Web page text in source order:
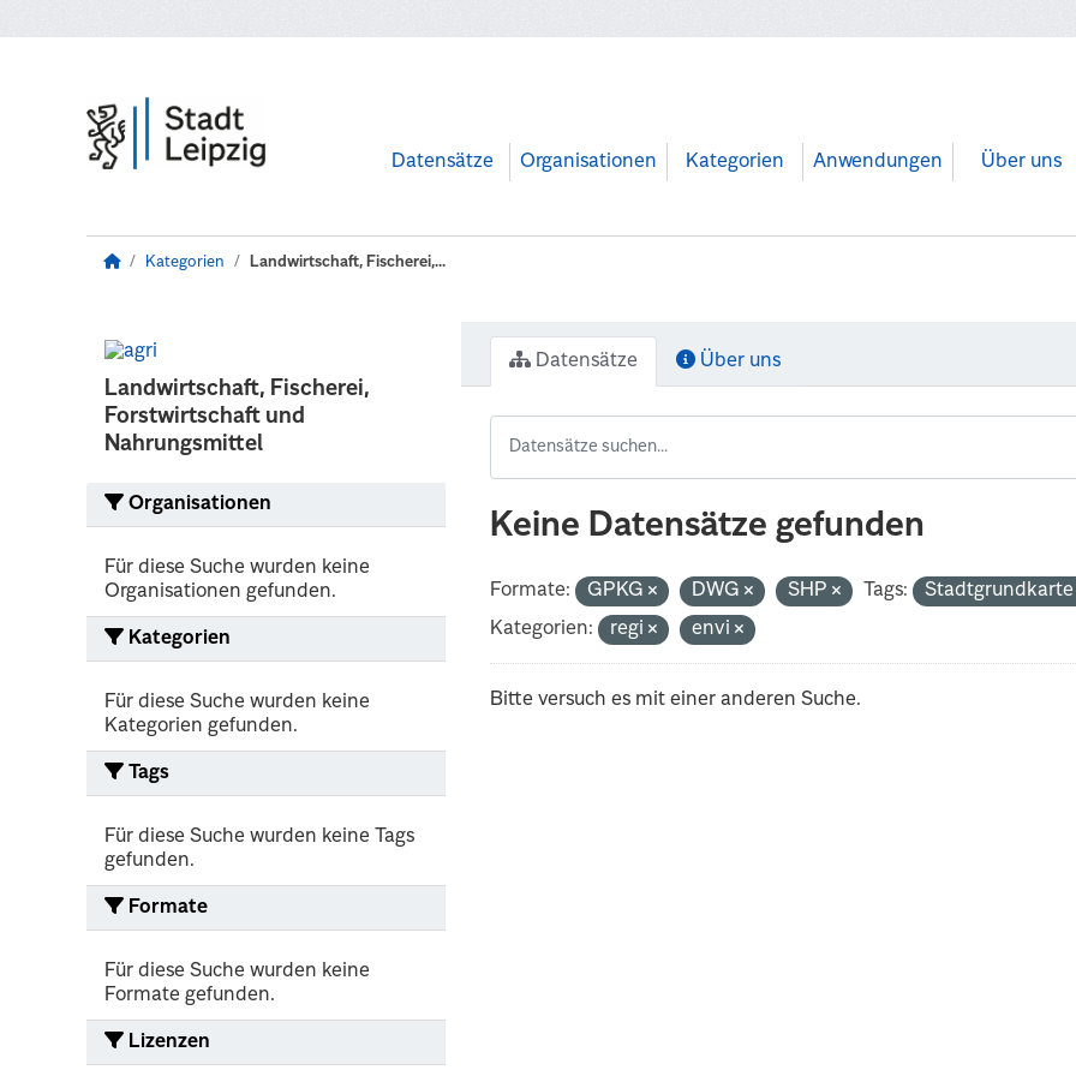
Datensätze Organisationen Kategorien Anwendungen Über uns
Kategorien Landwirtschaft, Fischerei,...
Landwirtschaft, Fischerei,
Forstwirtschaft und
Nahrungsmittel
Organisationen
Für diese Suche wurden keine
Organisationen gefunden.
Kategorien
Für diese Suche wurden keine
Kategorien gefunden.
Tags
Für diese Suche wurden keine Tags
gefunden.
Formate
Für diese Suche wurden keine
Formate gefunden.
Lizenzen
Datensätze Über uns
Keine Datensätze gefunden
Formate: GPKG DWG SHP Tags:
Kategorien:
regi envi
Bitte versuch es mit einer anderen Suche.